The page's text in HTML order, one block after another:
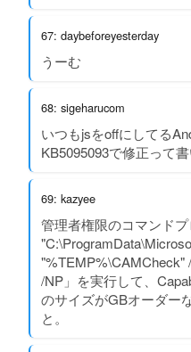
67: daybeforeyesterday
うーむ
68: sigeharucom
いつもjsをoffにしてる
KB5095093で修正って書
69: kazyee
管理者権限のコマンド
"%TEMP%\CAMCheck"
/NP」を実行して、
のサイズがGBオーダー
と。